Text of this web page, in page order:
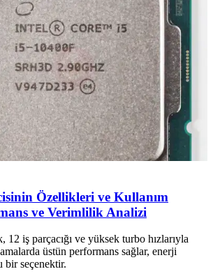
Özellikleri ve Kullanım
ve Verimlilik Analizi
iş parçacığı ve yüksek turbo hızlarıyla
üstün performans sağlar, enerji
bir seçenektir.